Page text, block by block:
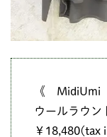
《 MidiUmi
ウールラウン
￥18,480(tax